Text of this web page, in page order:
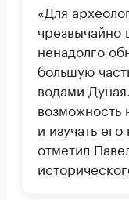
«Для
чрезвычайно
ненадолго
большую
водами
возможность
и изучать
отметил